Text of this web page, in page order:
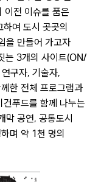
이전 이슈를 품은
여 도시 곳곳의
을 만들어 가고자
는 3개의 사이트(ON/
구자, 기술자,
한 전체 프로그램과
푸드를 함께 나누는
막 공연, 공통도시
며 약 1천 명의